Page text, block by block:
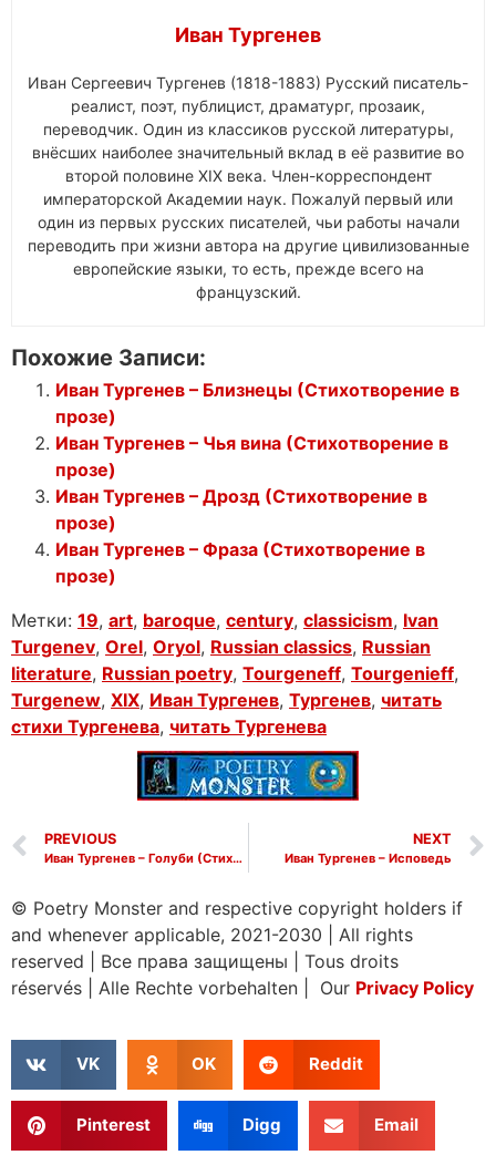
Иван Тургенев
Иван Сергеевич Тургенев (1818-1883) Русский писатель-
реалист, поэт, публицист, драматург, прозаик,
переводчик. Один из классиков русской литературы,
внёсших наиболее значительный вклад в её развитие во
второй половине XIX века. Член-корреспондент
императорской Академии наук. Пожалуй первый или
один из первых русских писателей, чьи работы начали
переводить при жизни автора на другие цивилизованные
европейские языки, то есть, прежде всего на
французский.
Похожие Записи:
Иван Тургенев – Близнецы (Стихотворение в
прозе)
Иван Тургенев – Чья вина (Стихотворение в
прозе)
Иван Тургенев – Дрозд (Стихотворение в
прозе)
Иван Тургенев – Фраза (Стихотворение в
прозе)
Метки: 19, art, baroque, century, classicism, Ivan
Turgenev, Orel, Oryol, Russian classics, Russian
literature, Russian poetry, Tourgeneff, Tourgenieff,
Turgenew, XIX, Иван Тургенев, Тургенев, читать
стихи Тургенева, читать Тургенева
PREVIOUS
Иван Тургенев – Голуби (Стихотворение в прозе)
NEXT
Иван Тургенев – Исповедь
© Poetry Monster and respective copyright holders if
and whenever applicable, 2021-2030
All rights
reserved
Все права защищены
Tous droits
réservés
Alle Rechte vorbehalten | Our Privacy Policy
VK OK Reddit
Pinterest Digg Email